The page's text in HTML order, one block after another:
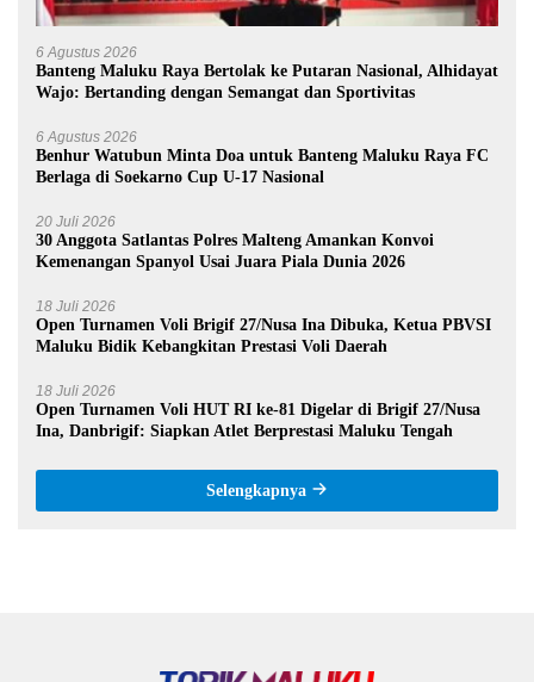
6 Agustus 2026
Banteng Maluku Raya Bertolak ke Putaran Nasional, Alhidayat
Wajo: Bertanding dengan Semangat dan Sportivitas
6 Agustus 2026
Benhur Watubun Minta Doa untuk Banteng Maluku Raya FC
Berlaga di Soekarno Cup U-17 Nasional
20 Juli 2026
30 Anggota Satlantas Polres Malteng Amankan Konvoi
Kemenangan Spanyol Usai Juara Piala Dunia 2026
18 Juli 2026
Open Turnamen Voli Brigif 27/Nusa Ina Dibuka, Ketua PBVSI
Maluku Bidik Kebangkitan Prestasi Voli Daerah
18 Juli 2026
Open Turnamen Voli HUT RI ke-81 Digelar di Brigif 27/Nusa
Ina, Danbrigif: Siapkan Atlet Berprestasi Maluku Tengah
Selengkapnya